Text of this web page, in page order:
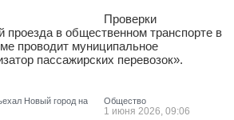
Проверки
проезда в общественном транспорте в
проводит муниципальное
пассажирских перевозок».
Общество
1 июня 2026, 09:06